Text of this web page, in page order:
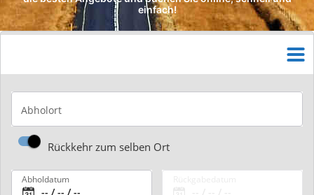
einfach!
Abholort
Rückkehr zum selben Ort
Abholdatum